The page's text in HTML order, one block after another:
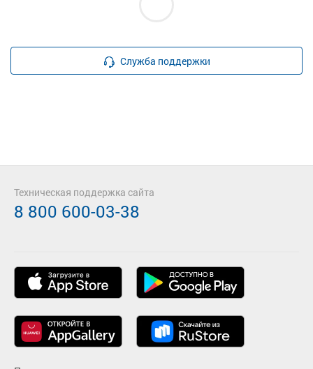
Служба поддержки
Техническая поддержка сайта
8 800 600-03-38